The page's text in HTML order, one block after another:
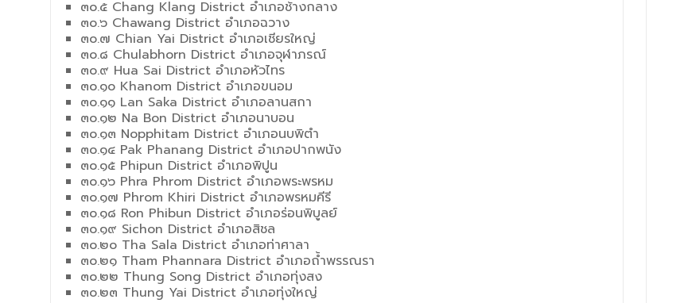
๓๐.๕ Chang Klang District อำเภอช้างกลาง
๓๐.๖ Chawang District อำเภอฉวาง
๓๐.๗ Chian Yai District อำเภอเชียรใหญ่
๓๐.๘ Chulabhorn District อำเภอจุฬาภรณ์
๓๐.๙ Hua Sai District อำเภอหัวไทร
๓๐.๑๐ Khanom District อำเภอขนอม
๓๐.๑๑ Lan Saka District อำเภอลานสกา
๓๐.๑๒ Na Bon District อำเภอนาบอน
๓๐.๑๓ Nopphitam District อำเภอนบพิตำ
๓๐.๑๔ Pak Phanang District อำเภอปากพนัง
๓๐.๑๕ Phipun District อำเภอพิปูน
๓๐.๑๖ Phra Phrom District อำเภอพระพรหม
๓๐.๑๗ Phrom Khiri District อำเภอพรหมคีรี
๓๐.๑๘ Ron Phibun District อำเภอร่อนพิบูลย์
๓๐.๑๙ Sichon District อำเภอสิชล
๓๐.๒๐ Tha Sala District อำเภอท่าศาลา
๓๐.๒๑ Tham Phannara District อำเภอถ้ำพรรณรา
๓๐.๒๒ Thung Song District อำเภอทุ่งสง
๓๐.๒๓ Thung Yai District อำเภอทุ่งใหญ่